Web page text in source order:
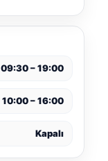
09:30 – 19:00
10:00 – 16:00
Kapalı